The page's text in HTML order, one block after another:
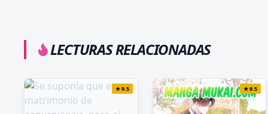
LECTURAS RELACIONADAS
★9.5 ★9.5